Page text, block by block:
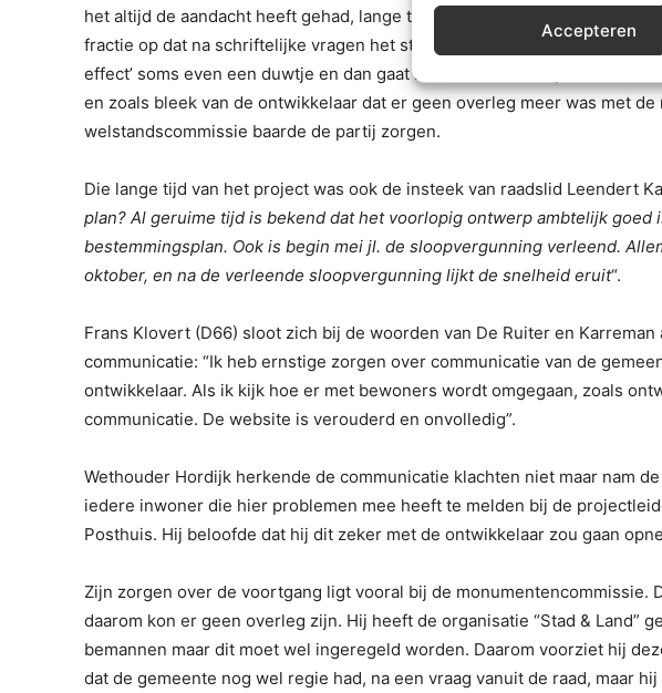
Accepteren
het altijd de aandacht heeft gehad, lange tijd stil rondom het Posthuis” en
fractie op dat na schriftelijke vragen het steeds weer een beetje verder
effect’ soms even een duwtje en dan gaat het weer een stukje verder”.
en zoals bleek van de ontwikkelaar dat er geen overleg meer was met de
welstandscommissie baarde de partij zorgen.
Die lange tijd van het project was ook de insteek van raadslid Leendert
plan? Al geruime tijd is bekend dat het voorlopig ontwerp ambtelijk goed
bestemmingsplan. Ook is begin mei jl. de sloopvergunning verleend.
oktober, en na de verleende sloopvergunning lijkt de snelheid eruit“.
Frans Klovert (D66) sloot zich bij de woorden van De Ruiter en Karreman
communicatie: “Ik heb ernstige zorgen over communicatie van de
ontwikkelaar. Als ik kijk hoe er met bewoners wordt omgegaan, zoals
communicatie. De website is verouderd en onvolledig”.
Wethouder Hordijk herkende de communicatie klachten niet maar nam
iedere inwoner die hier problemen mee heeft te melden bij de
Posthuis. Hij beloofde dat hij dit zeker met de ontwikkelaar zou gaan
Zijn zorgen over de voortgang ligt vooral bij de monumentencommissie.
daarom kon er geen overleg zijn. Hij heeft de organisatie “Stad & Land”
bemannen maar dit moet wel ingeregeld worden. Daarom voorziet hij
dat de gemeente nog wel regie had, na een vraag vanuit de raad, maar